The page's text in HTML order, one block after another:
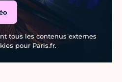
tous les contenus externes
pour Paris.fr.